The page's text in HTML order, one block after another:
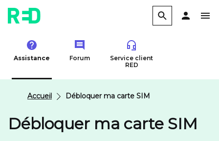
Assistance Forum
Service client
RED
Accueil Débloquer ma carte SIM
Débloquer ma carte SIM